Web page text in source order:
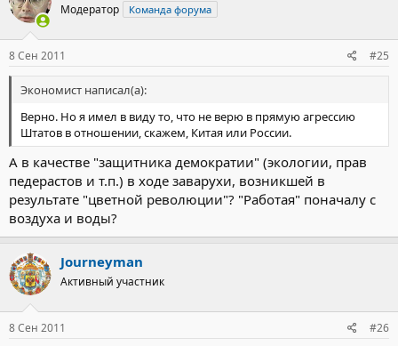
Модератор Команда форума
8 Сен 2011 #25
Экономист написал(а):
Верно. Но я имел в виду то, что не верю в прямую агрессию
Штатов в отношении, скажем, Китая или России.
А в качестве "защитника демократии" (экологии, прав
педерастов и т.п.) в ходе заварухи, возникшей в
результате "цветной революции"? "Работая" поначалу с
воздуха и воды?
Journeyman
Активный участник
8 Сен 2011 #26